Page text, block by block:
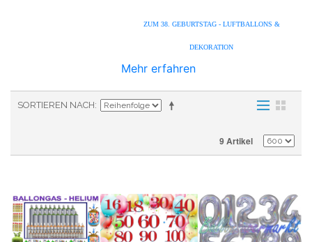
ZUM 38. GEBURTSTAG - LUFTBALLONS &
DEKORATION
Mehr erfahren
SORTIEREN NACH
9 Artikel